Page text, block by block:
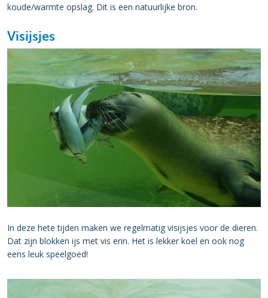
koude/warmte opslag. Dit is een natuurlijke bron.
Visijsjes
In deze hete tijden maken we regelmatig visijsjes voor de dieren.
Dat zijn blokken ijs met vis erin. Het is lekker koel en ook nog
eens leuk speelgoed!